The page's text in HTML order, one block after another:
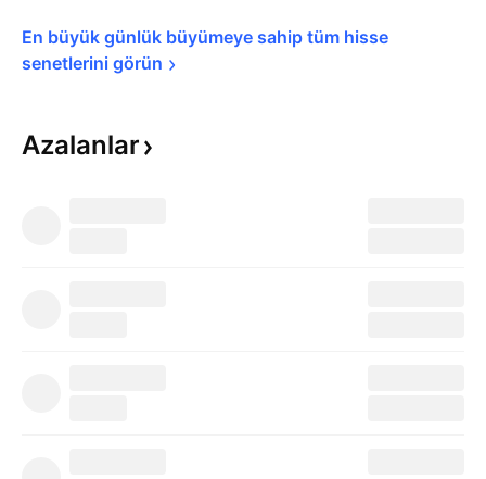
En büyük günlük büyümeye sahip tüm hisse
senetlerini görün
Azalanlar